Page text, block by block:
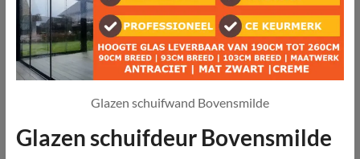
Glazen schuifwand Bovensmilde
Glazen schuifdeur Bovensmilde